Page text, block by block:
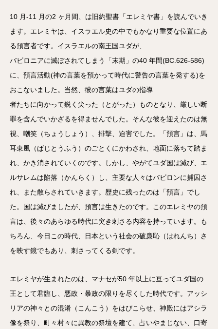
ヤ
ー
10 月-11 月の2 ヶ月間、は旧約聖書「エレミヤ書」を読んでいき
ます。エレミヤは、イスラエル史の中でもかなり重要な位置にあ
る預言者です。イスラエルの南王国ユダが、
バビロニアに滅ぼされてしまう「末期」の40 年間(BC.626-586)
に、預言活動(神の言葉を預かって時代に警告の言葉を発する)を
おこないました。当然、彼の言葉はユダの指導
者たちに向かって鋭く尖った（とがった）ものとなり、厳しい断
罪を含んでいかざるを得ませんでした。そんな彼を迎えたのは無
視、嘲笑（ちょうしょう）、排撃、迫害でした。「預言」は、馬
耳東風（ばじとうふう）のごとくにかわされ、地面に落ちて踏ま
れ、かき消されていくのです。しかし、やがてユダ国は滅び、エ
ルサレムは陥落（かんらく）し、主要な人々はバビロンに捕囚さ
れ、また散らされていきます。歴史に残ったのは「預言」でし
た。国は滅びましたが、預言は生きたのです。このエレミヤの預
言は、後々のあらゆる時代に突き刺さる内容を持っています。も
ちろん、今日この時代、日本という社会の破廉恥 （はれんち） さ
を映す鏡でもあり、刺さってくる剣です。
エレミヤが生まれたのは、マナセが50 年以上に亘ってユダ国の
王として君臨し、悪政・暴政の限りを尽くした時代です。アッシ
リアの神々との混淆（こんこう）をはびこらせ、神殿にはアシラ
像を祭り、町々村々に異教の祭壇を建て、占いやまじない、口寄